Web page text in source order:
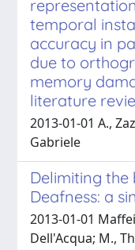
temporal
accuracy in
due to
memory
literature
2013-01-01 A.,
Gabriele
Delimiting the
Deafness: a
2013-01-01
Dell'Acqua; M.,